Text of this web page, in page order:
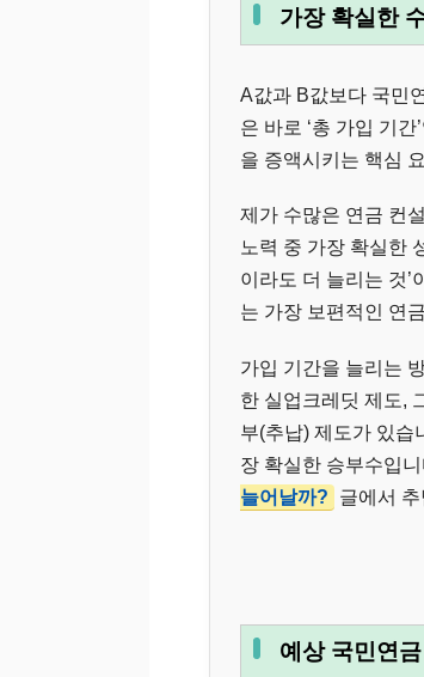
가장 확실한
A값과 B값보다 국민
은 바로 ‘총 가입 기
을 증액시키는 핵심
제가 수많은 연금 컨
노력 중 가장 확실한
이라도 더 늘리는 것’
는 가장 보편적인 연
가입 기간을 늘리는
한 실업크레딧 제도,
부(추납) 제도가 있습
장 확실한 승부수입니
늘어날까?
글에서
예상 국민연